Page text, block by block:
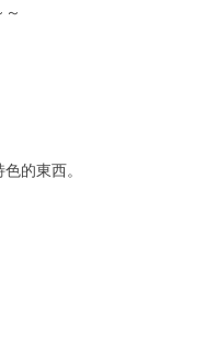
的東西。